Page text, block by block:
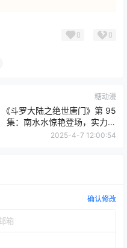
0 0
糖动漫
《斗罗大陆之绝世唐门》第 95
集：南水水惊艳登场，实力与
魅力并存
2025-4-7 12:00:54
确认修改